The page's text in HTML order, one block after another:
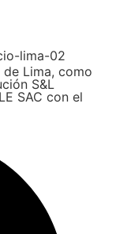
Lima, como
S&L
SAC con el